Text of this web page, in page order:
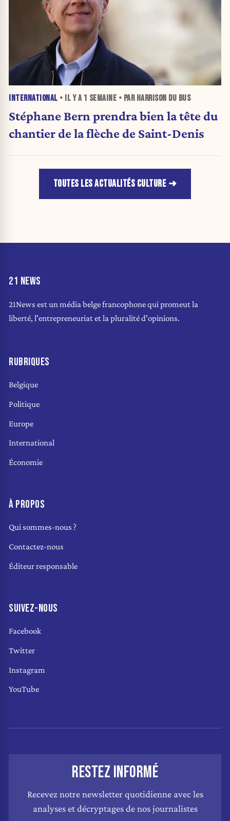
INTERNATIONAL • IL Y A 1 SEMAINE • PAR HARRISON DU BUS
Stéphane Bern prendra bien la tête du
chantier de la flèche de Saint-Denis
TOUTES LES ACTUALITÉS CULTURE
21 NEWS
21News est un média belge francophone qui promeut la
liberté, l'entrepreneuriat et la pluralité d'opinions.
RUBRIQUES
Belgique
Politique
Europe
International
Économie
À PROPOS
Qui sommes-nous ?
Contactez-nous
Éditeur responsable
SUIVEZ-NOUS
Facebook
Twitter
Instagram
YouTube
RESTEZ INFORMÉ
Recevez notre newsletter quotidienne avec les
analyses et décryptages de nos journalistes